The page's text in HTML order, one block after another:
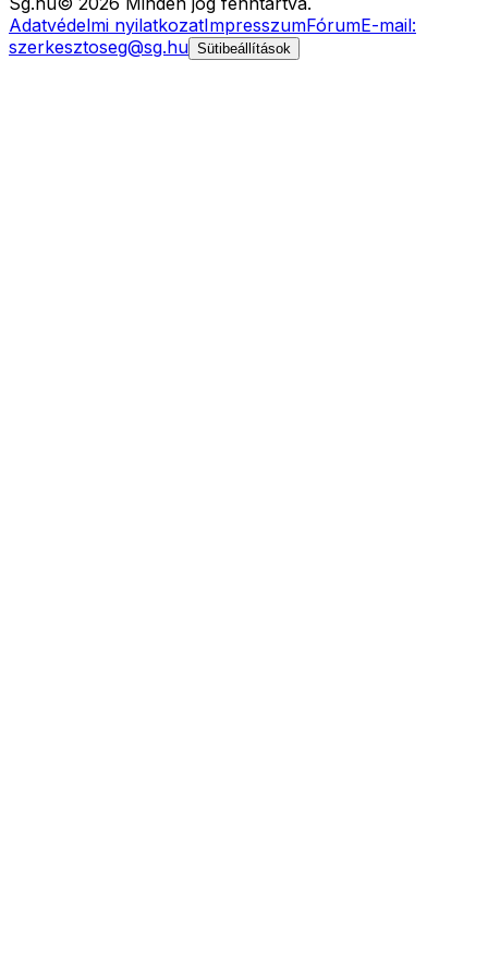
Adatvédelmi nyilatkozatImpresszumFórumE-mail:
szerkesztoseg@sg.hu Sütibeállítások